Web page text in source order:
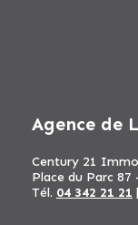
Agence de
Century 21
Place du Parc 87
Tél. 04 342 21 21 |